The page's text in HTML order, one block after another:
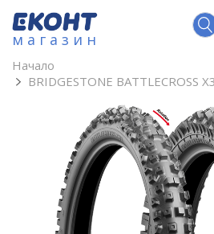
магазин
Начало
BRIDGESTONE BATTLECROSS